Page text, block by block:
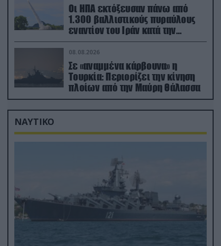
Οι ΗΠΑ εκτόξευσαν πάνω από
1.300 βαλλιστικούς πυραύλους
εναντίον του Ιράν κατά την
διάρκεια του πολέμου
08.08.2026
Σε «αναμμένα κάρβουνα» η
Τουρκία: Περιορίζει την κίνηση
πλοίων από την Μαύρη Θάλασσα
ΝΑΥΤΙΚΟ